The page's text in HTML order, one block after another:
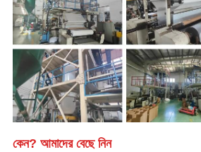
কেন? আমাদের বেছে নিন